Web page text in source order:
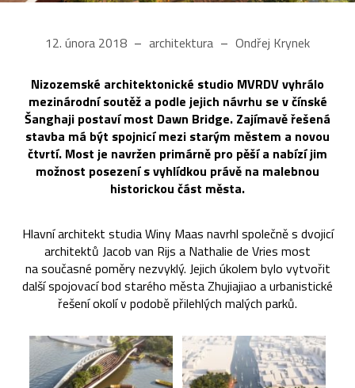
12. února 2018 architektura Ondřej Krynek
Nizozemské architektonické studio MVRDV vyhrálo
mezinárodní soutěž a podle jejich návrhu se v čínské
Šanghaji postaví most Dawn Bridge. Zajímavě řešená
stavba má být spojnicí mezi starým městem a novou
čtvrtí. Most je navržen primárně pro pěší a nabízí jim
možnost posezení s vyhlídkou právě na malebnou
historickou část města.
Hlavní architekt studia Winy Maas navrhl společně s dvojicí
architektů Jacob van Rijs a Nathalie de Vries most
na současné poměry nezvyklý. Jejich úkolem bylo vytvořit
další spojovací bod starého města Zhujiajiao a urbanistické
řešení okolí v podobě přilehlých malých parků.